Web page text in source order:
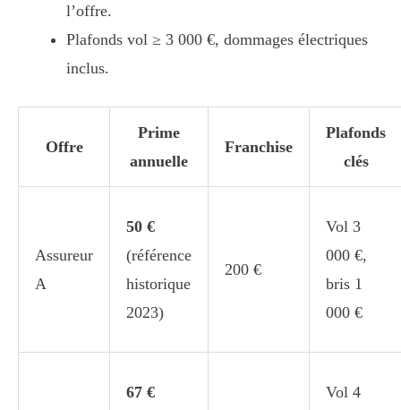
l’offre.
Plafonds vol ≥ 3 000 €, dommages électriques
inclus.
Offre
Prime
annuelle
Franchise
Plafonds
clés
Assureur
A
50 €
(référence
historique
2023)
200 €
Vol 3
000 €,
bris 1
000 €
67 €
Vol 4